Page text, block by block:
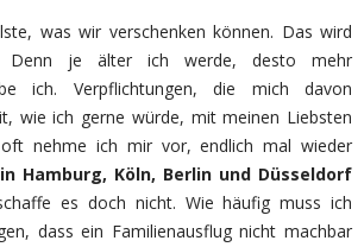
was wir verschenken können. Das wird
Denn je älter ich werde, desto mehr
ich. Verpflichtungen, die mich davon
wie ich gerne würde, mit meinen Liebsten
oft nehme ich mir vor, endlich mal wieder
in Hamburg, Köln, Berlin und Düsseldorf
es doch nicht. Wie häufig muss ich
dass ein Familienausflug nicht machbar